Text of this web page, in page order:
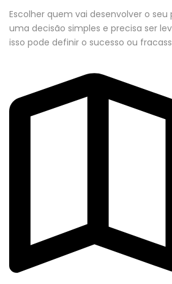
Escolher quem vai desenvolver o
uma decisão simples e precisa ser
isso pode definir o sucesso ou